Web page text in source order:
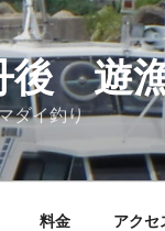
後 遊
ダイ釣り
料金 アクセ